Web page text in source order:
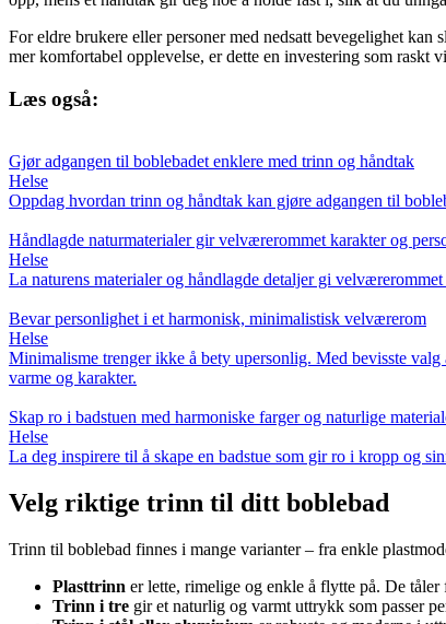
For eldre brukere eller personer med nedsatt bevegelighet
mer komfortabel opplevelse, er dette en investering som raskt
Læs også:
Gjør adgangen til boblebadet enklere med trinn og håndtak
Helse
Oppdag hvordan trinn og håndtak kan gjøre adgangen til
Håndlagde naturmaterialer gir velværerommet karakter og
Helse
La naturens materialer og håndlagde detaljer gi
Bevar personlighet i et harmonisk, minimalistisk velværerom
Helse
Minimalisme trenger ikke å bety upersonlig. Med bevisste
varme og karakter.
Skap ro i badstuen med harmoniske farger og naturlige
Helse
La deg inspirere til å skape en badstue som gir ro i kropp og
Velg riktige trinn til ditt boblebad
Trinn til boblebad finnes i mange varianter – fra enkle
Plasttrinn er lette, rimelige og enkle å flytte på. De
Trinn i tre gir et naturlig og varmt uttrykk som passer